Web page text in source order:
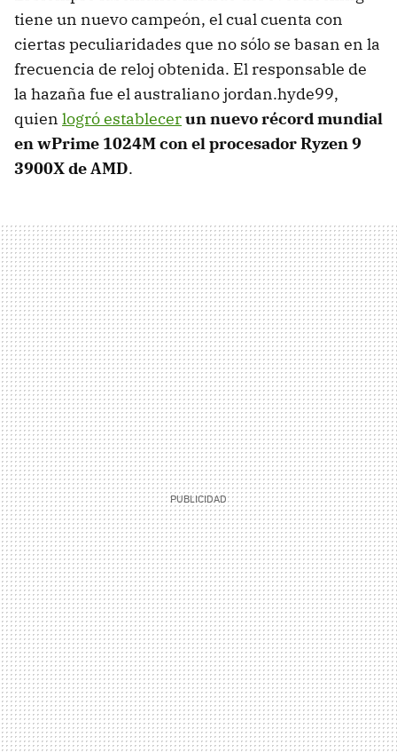
tiene un nuevo campeón, el cual cuenta con
ciertas peculiaridades que no sólo se basan en la
frecuencia de reloj obtenida. El responsable de
la hazaña fue el australiano jordan.hyde99,
quien logró establecerun nuevo récord mundial
en wPrime 1024M con el procesador Ryzen 9
3900X de AMD.